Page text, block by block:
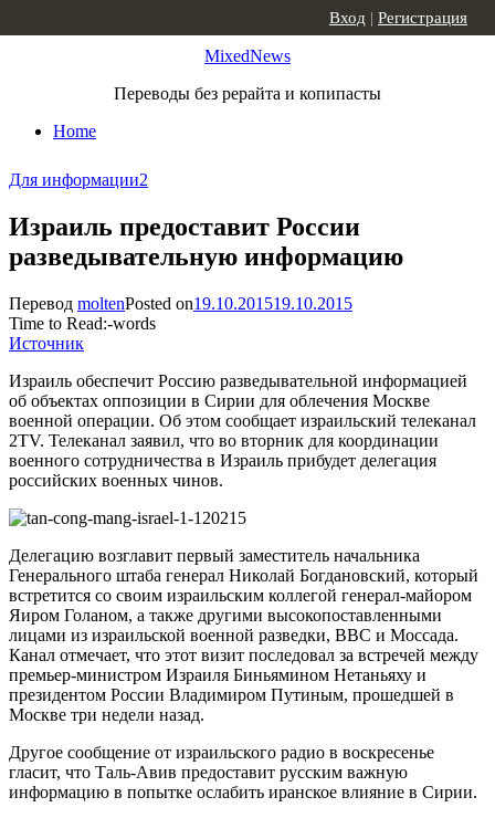
MixedNews
Переводы без рерайта и копипасты
Home
Вход | Регистрация
Для информации2
Израиль предоставит России
разведывательную информацию
Перевод moltenPosted on19.10.201519.10.2015
Time to Read:-words
Источник
Израиль обеспечит Россию разведывательной информацией
об объектах оппозиции в Сирии для облечения Москве
военной операции. Об этом сообщает израильский телеканал
2TV. Телеканал заявил, что во вторник для координации
военного сотрудничества в Израиль прибудет делегация
российских военных чинов.
Делегацию возглавит первый заместитель начальника
Генерального штаба генерал Николай Богдановский, который
встретится со своим израильским коллегой генерал-майором
Яиром Голаном, а также другими высокопоставленными
лицами из израильской военной разведки, ВВС и Моссада.
Канал отмечает, что этот визит последовал за встречей между
премьер-министром Израиля Биньямином Нетаньяху и
президентом России Владимиром Путиным, прошедшей в
Москве три недели назад.
Другое сообщение от израильского радио в воскресенье
гласит, что Таль-Авив предоставит русским важную
информацию в попытке ослабить иранское влияние в Сирии.